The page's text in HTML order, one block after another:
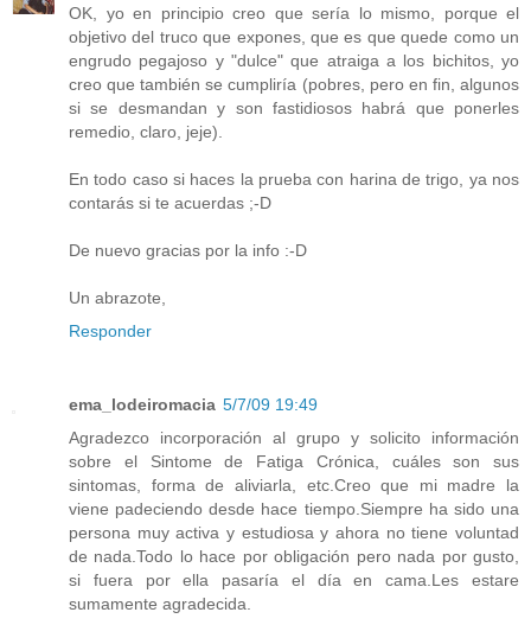
OK, yo en principio creo que sería lo mismo, porque el
objetivo del truco que expones, que es que quede como un
engrudo pegajoso y "dulce" que atraiga a los bichitos, yo
creo que también se cumpliría (pobres, pero en fin, algunos
si se desmandan y son fastidiosos habrá que ponerles
remedio, claro, jeje).
En todo caso si haces la prueba con harina de trigo, ya nos
contarás si te acuerdas ;-D
De nuevo gracias por la info :-D
Un abrazote,
Responder
ema_lodeiromacia 5/7/09 19:49
Agradezco incorporación al grupo‏ y solicito información
sobre el Sintome de Fatiga Crónica, cuáles son sus
sintomas, forma de aliviarla, etc.Creo que mi madre la
viene padeciendo desde hace tiempo.Siempre ha sido una
persona muy activa y estudiosa y ahora no tiene voluntad
de nada.Todo lo hace por obligación pero nada por gusto,
si fuera por ella pasaría el día en cama.Les estare
sumamente agradecida.